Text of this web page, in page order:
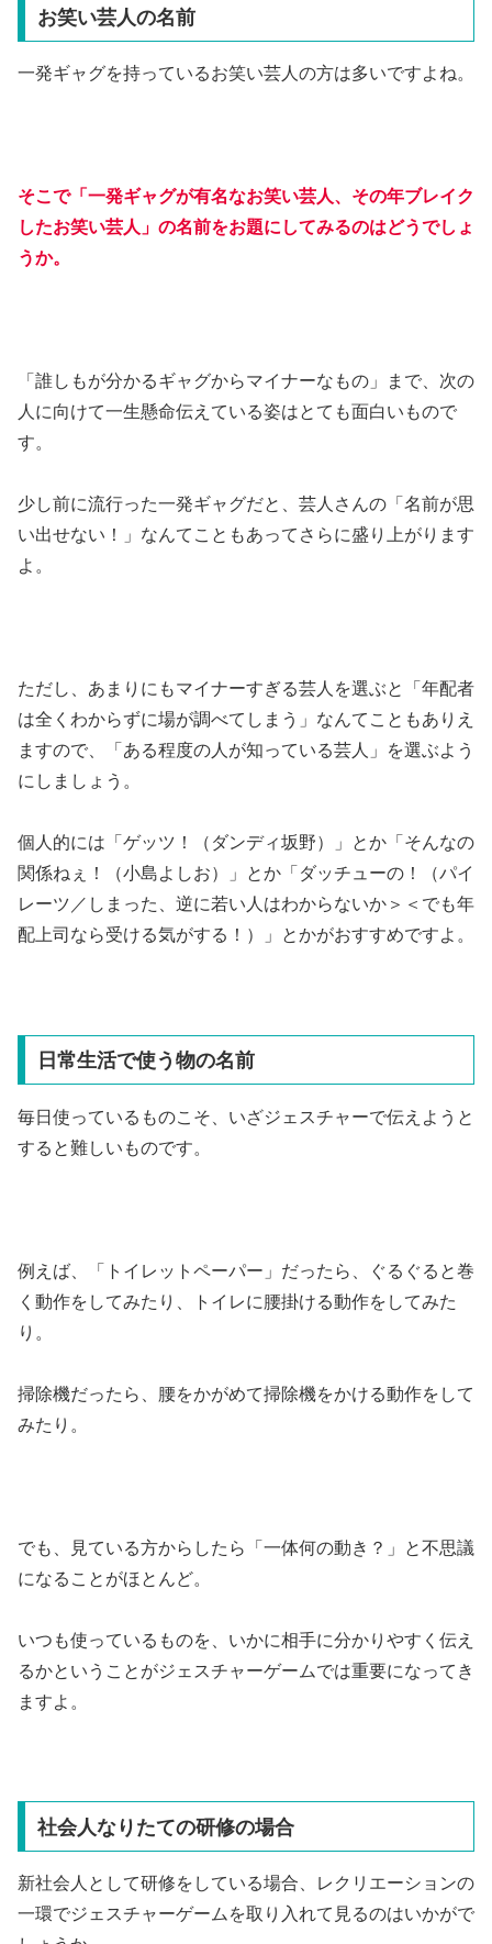
お笑い芸人の名前
一発ギャグを持っているお笑い芸人の方は多いですよね。
そこで「一発ギャグが有名なお笑い芸人、その年ブレイク
したお笑い芸人」の名前をお題にしてみるのはどうでしょ
うか。
「誰しもが分かるギャグからマイナーなもの」まで、次の
人に向けて一生懸命伝えている姿はとても面白いもので
す。
少し前に流行った一発ギャグだと、芸人さんの「名前が思
い出せない！」なんてこともあってさらに盛り上がります
よ。
ただし、あまりにもマイナーすぎる芸人を選ぶと「年配者
は全くわからずに場が調べてしまう」なんてこともありえ
ますので、「ある程度の人が知っている芸人」を選ぶよう
にしましょう。
個人的には「ゲッツ！（ダンディ坂野）」とか「そんなの
関係ねぇ！（小島よしお）」とか「ダッチューの！（パイ
レーツ／しまった、逆に若い人はわからないか＞＜でも年
配上司なら受ける気がする！）」とかがおすすめですよ。
日常生活で使う物の名前
毎日使っているものこそ、いざジェスチャーで伝えようと
すると難しいものです。
例えば、「トイレットペーパー」だったら、ぐるぐると巻
く動作をしてみたり、トイレに腰掛ける動作をしてみた
り。
掃除機だったら、腰をかがめて掃除機をかける動作をして
みたり。
でも、見ている方からしたら「一体何の動き？」と不思議
になることがほとんど。
いつも使っているものを、いかに相手に分かりやすく伝え
るかということがジェスチャーゲームでは重要になってき
ますよ。
社会人なりたての研修の場合
新社会人として研修をしている場合、レクリエーションの
一環でジェスチャーゲームを取り入れて見るのはいかがで